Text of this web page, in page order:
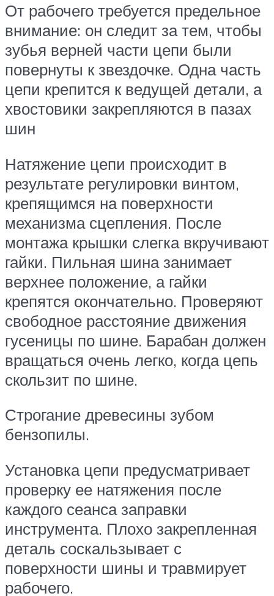
От рабочего требуется предельное
внимание: он следит за тем, чтобы
зубья верней части цепи были
повернуты к звездочке. Одна часть
цепи крепится к ведущей детали, а
хвостовики закрепляются в пазах
шин
Натяжение цепи происходит в
результате регулировки винтом,
крепящимся на поверхности
механизма сцепления. После
монтажа крышки слегка вкручивают
гайки. Пильная шина занимает
верхнее положение, а гайки
крепятся окончательно. Проверяют
свободное расстояние движения
гусеницы по шине. Барабан должен
вращаться очень легко, когда цепь
скользит по шине.
Строгание древесины зубом
бензопилы.
Установка цепи предусматривает
проверку ее натяжения после
каждого сеанса заправки
инструмента. Плохо закрепленная
деталь соскальзывает с
поверхности шины и травмирует
рабочего.